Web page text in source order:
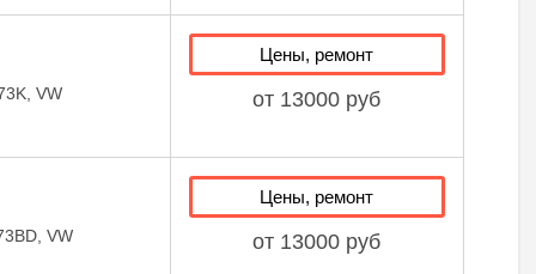
VW
Цены, ремонт
от 13000 руб
VW
Цены, ремонт
от 13000 руб